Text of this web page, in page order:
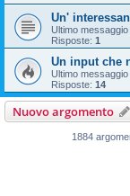
Un'
Ultimo messaggio
Risposte: 1
Un input che
Ultimo messaggio
Risposte: 14
Nuovo argomento
1884